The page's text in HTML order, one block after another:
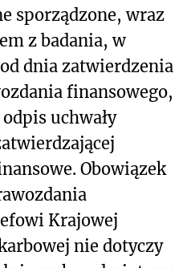
sporządzone, wraz
z badania, w
dnia zatwierdzenia
finansowego,
uchwały
Obowiązek
Krajowej
nie dotyczy